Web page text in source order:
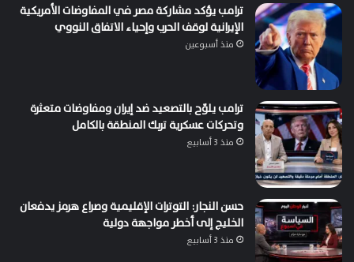
ترامب يؤكد مشاركة مصر في المفاوضات الأمريكية
الإيرانية لوقف الحرب وإحياء الاتفاق النووي
منذ أسبوعين
ترامب يلوّح بالتصعيد ضد إيران ومفاوضات متعثرة
وتحركات عسكرية تربك المنطقة بالكامل
منذ 3 أسابيع
حسن النجار: التوترات الإقليمية وصراع هرمز يدفعان
الخليج إلى أخطر مواجهة دولية
منذ 3 أسابيع